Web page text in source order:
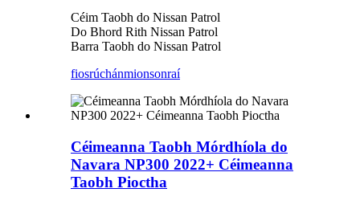
Céim Taobh do Nissan Patrol
Do Bhord Rith Nissan Patrol
Barra Taobh do Nissan Patrol
fiosrúchánmionsonraí
Céimeanna Taobh Mórdhíola do
Navara NP300 2022+ Céimeanna
Taobh Pioctha